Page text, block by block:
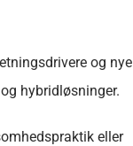
og nye
hybridløsninger.
eller